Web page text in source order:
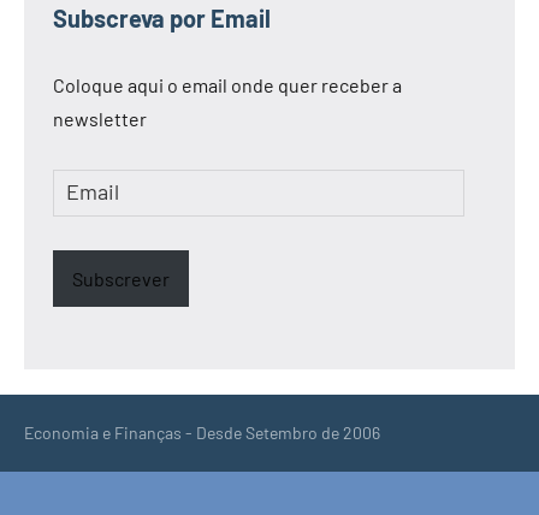
Subscreva por Email
Coloque aqui o email onde quer receber a
newsletter
Email
Subscrever
Economia e Finanças - Desde Setembro de 2006